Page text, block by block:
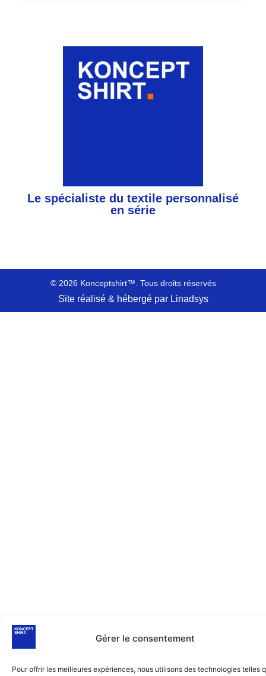
Gérer le consentement
Pour offrir les meilleures expériences, nous utilisons des technologies telles
Le spécialiste du textile personnalisé
en série
© 2026 Konceptshirt™. Tous droits réservés
Site réalisé & hébergé par Linadsys